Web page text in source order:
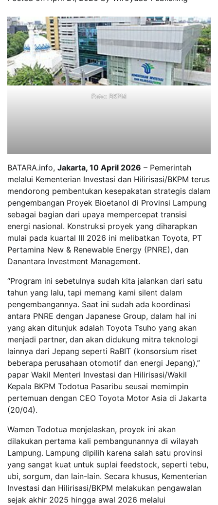
Foto: BKPM
BATARA.info, Jakarta, 10 April 2026 – Pemerintah
melalui Kementerian Investasi dan Hilirisasi/BKPM terus
mendorong pembentukan kesepakatan strategis dalam
pengembangan Proyek Bioetanol di Provinsi Lampung
sebagai bagian dari upaya mempercepat transisi
energi nasional. Konstruksi proyek yang diharapkan
mulai pada kuartal III 2026 ini melibatkan Toyota, PT
Pertamina New & Renewable Energy (PNRE), dan
Danantara Investment Management.
“Program ini sebetulnya sudah kita jalankan dari satu
tahun yang lalu, tapi memang kami silent dalam
pengembangannya. Saat ini sudah ada koordinasi
antara PNRE dengan Japanese Group, dalam hal ini
yang akan ditunjuk adalah Toyota Tsuho yang akan
menjadi partner, dan akan didukung mitra teknologi
lainnya dari Jepang seperti RaBIT (konsorsium riset
beberapa perusahaan otomotif dan energi Jepang),”
papar Wakil Menteri Investasi dan Hilirisasi/Wakil
Kepala BKPM Todotua Pasaribu seusai memimpin
pertemuan dengan CEO Toyota Motor Asia di Jakarta
(20/04).
Wamen Todotua menjelaskan, proyek ini akan
dilakukan pertama kali pembangunannya di wilayah
Lampung. Lampung dipilih karena salah satu provinsi
yang sangat kuat untuk suplai feedstock, seperti tebu,
ubi, sorgum, dan lain-lain. Secara khusus, Kementerian
Investasi dan Hilirisasi/BKPM melakukan pengawalan
sejak akhir 2025 hingga awal 2026 melalui